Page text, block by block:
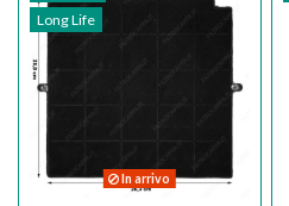
Long Life
In arrivo